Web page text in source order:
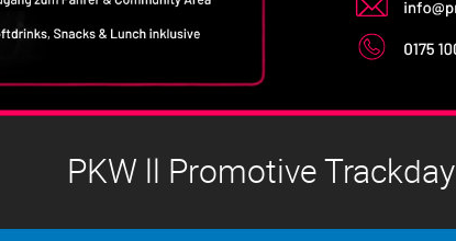
PKW ll Promotive Trackday